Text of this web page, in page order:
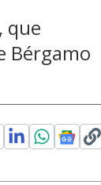
que
Bérgamo